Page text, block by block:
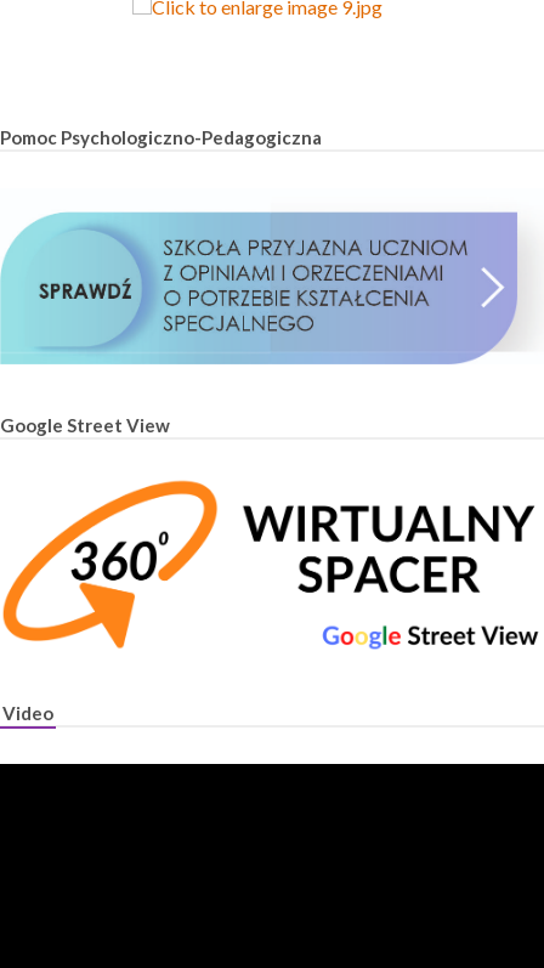
Pomoc Psychologiczno-Pedagogiczna
Google Street View
Video